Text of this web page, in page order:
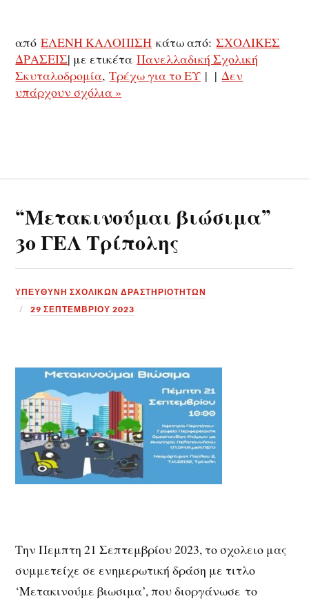
απόΕΛΕΝΗ ΚΑΛΟΠΙΣΗ κάτω από:ΣΧΟΛΙΚΕΣ
ΔΡΑΣΕΙΣ| με ετικέταΠανελλαδική Σχολική
Σκυταλοδρομία,Τρέχω για το ΕΥ | |Δεν
υπάρχουν σχόλια »
“Μετακινούμαι βιώσιμα”
3ο ΓΕΛ Τρίπολης
ΥΠΕΎΘΥΝΗ ΣΧΟΛΙΚΏΝ ΔΡΑΣΤΗΡΙΟΤΉΤΩΝ
29 ΣΕΠΤΕΜΒΡΊΟΥ 2023
Την Πεμπτη 21 Σεπτεμβρίου 2023, το σχολειο μας
συμμετείχε σε ενημερωτική δράση με τιτλο
‘Μετακινούμε βιωσιμα’, που διοργάνωσετο